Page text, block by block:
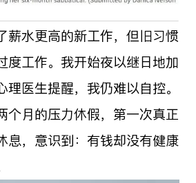
薪水更高的新工作，但旧习惯
度工作。我开始夜以继日地加
理医生提醒，我仍难以自控。
个月的压力休假，第一次真正
息，意识到：有钱却没有健康